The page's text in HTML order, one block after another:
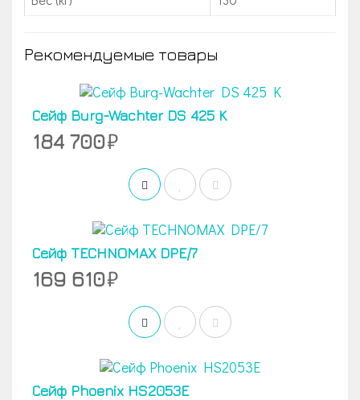
Рекомендуемые товары
Сейф Burg-Wachter DS 425 K
184 700
Сейф TECHNOMAX DPE/7
169 610
Сейф Phoenix HS2053E